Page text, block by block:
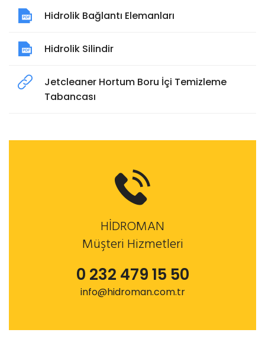
Hidrolik Bağlantı Elemanları
Hidrolik Silindir
Jetcleaner Hortum Boru İçi Temizleme
Tabancası
HİDROMAN
Müşteri Hizmetleri
0 232 479 15 50
info@hidroman.com.tr